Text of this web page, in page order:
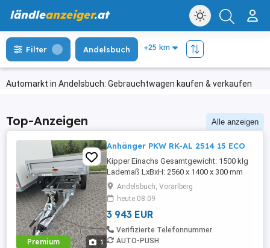
ländleanzeiger.at
Automarkt in Andelsbuch: Gebrauchtwagen kaufen & verkaufen
Filter Andelsbuch
Top-Anzeigen Alle anzeigen
Premium 1
Anhänger PKW RK-AL 2514 15 ECO
Kipper Einachs Gesamtgewicht: 1500 klg
Lademaß LxBxH: 2560 x 1400 x 300 mm
Bordwände: Alu, Langwegverschluss mit
Hinterklappe Stirnwand: klappbar
Eigengewicht: 479 kg Nutzlast: 1.021 kg
Gleich anschauen und kontaktieren.
Herburger Werkzeuge.
Andelsbuch, Vorarlberg
heute 08:09
3 943 EUR
Verifizierte Telefonnummer
AUTO-PUSH